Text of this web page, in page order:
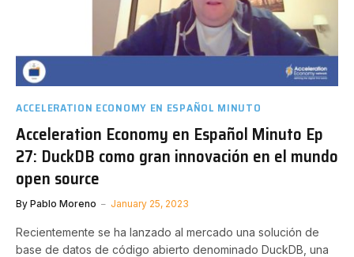
ACCELERATION ECONOMY EN ESPAÑOL MINUTO
Acceleration Economy en Español Minuto Ep
27: DuckDB como gran innovación en el mundo
open source
By Pablo Moreno January 25, 2023
Recientemente se ha lanzado al mercado una solución de
base de datos de código abierto denominado DuckDB, una